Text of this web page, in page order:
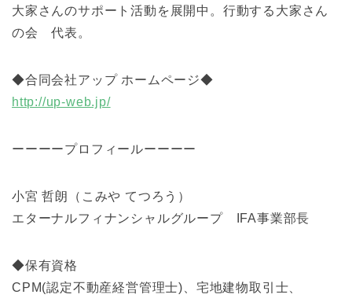
大家さんのサポート活動を展開中。行動する大家さん
の会 代表。
◆合同会社アップ ホームページ◆
http://up-web.jp/
ーーーープロフィールーーーー
小宮 哲朗（こみや てつろう）
エターナルフィナンシャルグループ IFA事業部長
◆保有資格
CPM(認定不動産経営管理士)、宅地建物取引士、